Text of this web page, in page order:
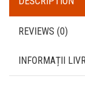
REVIEWS (0)
INFORMAȚII